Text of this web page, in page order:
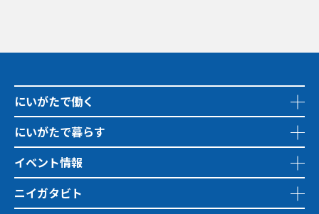
にいがたで働く
にいがたで暮らす
イベント情報
ニイガタビト